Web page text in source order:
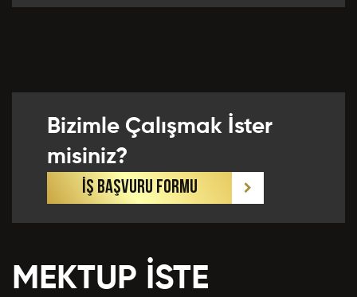
Bizimle Çalışmak İster
misiniz?
İŞ BAŞVURU FORMU
MEKTUP İSTE
Eklemek İstedikleriniz *
CV EKLE